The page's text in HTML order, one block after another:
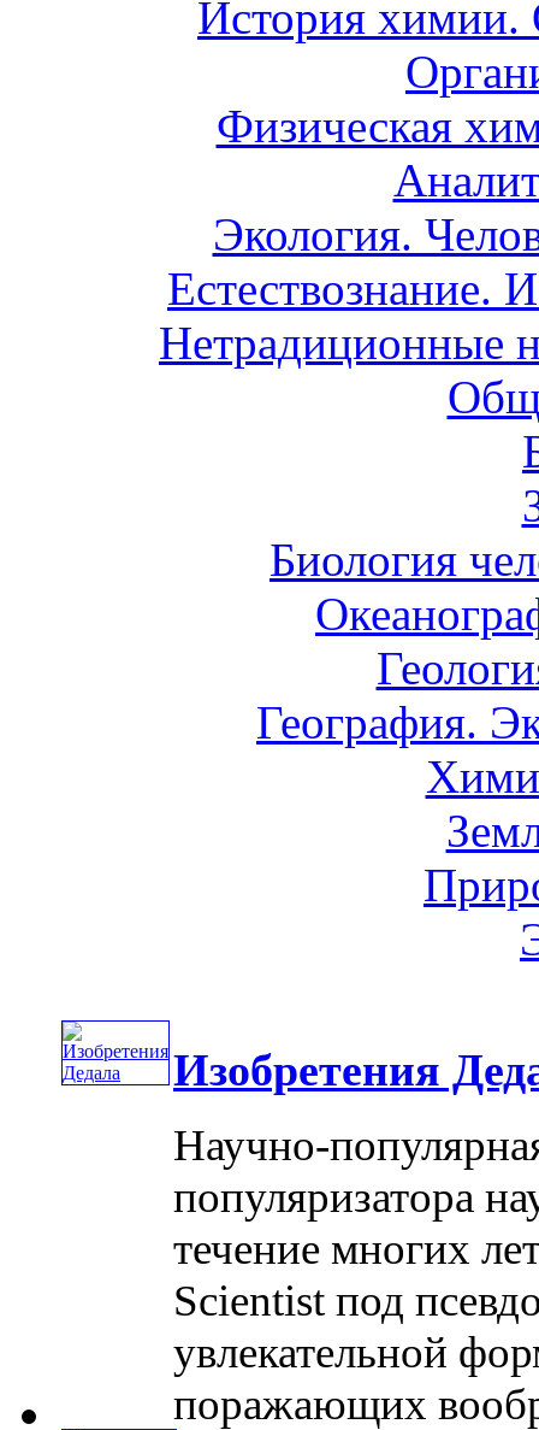
История
Физическая
Экология.
Естествознание.
Нетрадиционные
Биология
География.
Изобретения
Научно-
популяризатора
течение многих
Scientist под
увлекательной
поражающих